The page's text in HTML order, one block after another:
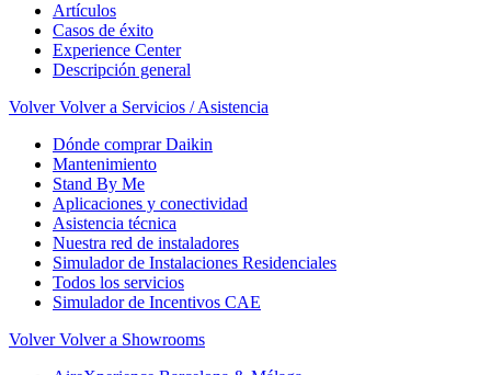
Artículos
Casos de éxito
Experience Center
Descripción general
Volver Volver a Servicios / Asistencia
Dónde comprar Daikin
Mantenimiento
Stand By Me
Aplicaciones y conectividad
Asistencia técnica
Nuestra red de instaladores
Simulador de Instalaciones Residenciales
Todos los servicios
Simulador de Incentivos CAE
Volver Volver a Showrooms